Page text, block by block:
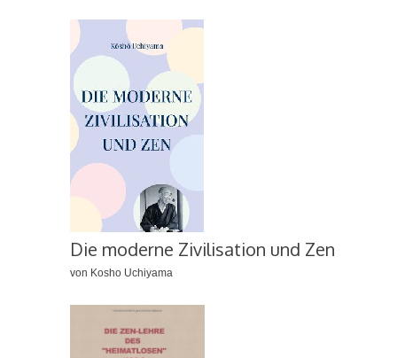
Die moderne Zivilisation und Zen
von Kosho Uchiyama